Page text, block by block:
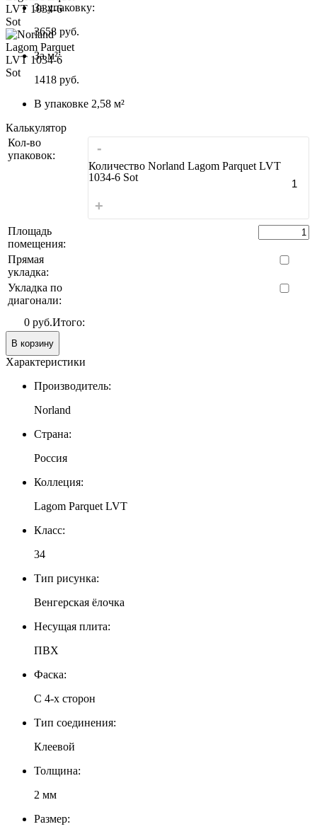
За упаковку:
3658 руб.
За м²:
1418 руб.
В упаковке 2,58 м²
Калькулятор
Кол-во
упаковок:
-
Количество Norland Lagom Parquet LVT
1034-6 Sot
+
Площадь
помещения:
Прямая
укладка:
Укладка по
диагонали:
Итого:
0 руб.
В корзину
Характеристики
Производитель:
Norland
Страна:
Россия
Коллеция:
Lagom Parquet LVT
Класс:
34
Тип рисунка:
Венгерская ёлочка
Несущая плита:
ПВХ
Фаска:
С 4-х сторон
Тип соединения:
Клеевой
Толщина:
2 мм
Размер: